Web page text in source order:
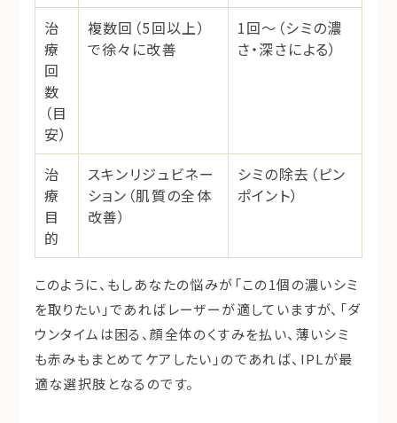
治
療
回
数
（目
安）
複数回（5回以上）
で徐々に改善
1回～ （シミの濃
さ・深さによる）
治
療
目
的
スキンリジュビネー
ション （肌質の全体
改善）
シミの除去 （ピン
ポイント）
このように、もしあなたの悩みが「この1個の濃いシミ
を取りたい」であればレーザーが適していますが、「ダ
ウンタイムは困る、顔全体のくすみを払い、薄いシミ
も赤みもまとめてケアしたい 」のであれば、IPLが最
適な選択肢となるのです。